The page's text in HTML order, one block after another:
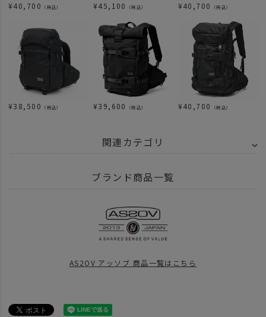
¥40,700 （税込） ¥45,100 （税込） ¥40,700 （税込）
¥38,500 （税込） ¥39,600 （税込） ¥40,700 （税込）
関連カテゴリ
AS2OV アッソブ CORDURA DOBBY 305D - コーデュラ ドビー
ビジネスリュック
ビジネスバッグ
news DOBBYシリーズ
ブランド商品一覧
AS2OV アッソブ 商品一覧はこちら